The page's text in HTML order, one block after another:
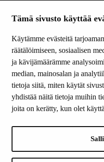
Tämä sivusto käyttää
Käytämme evästeitä
räätälöimiseen, sosiaalisen
ja kävijämäärämme
median, mainosalan ja
tietoja siitä, miten käytät
yhdistää näitä tietoja muihin
joita on kerätty, kun olet
Ajankohtaista
Yhteystiedot
SEURAA MEITÄ
Facebook
Instagram
LinkedIn